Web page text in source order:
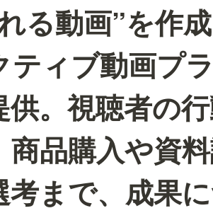
る動画”を作
ティブ動画プ
供。視聴者の
商品購入や資
考まで、成果